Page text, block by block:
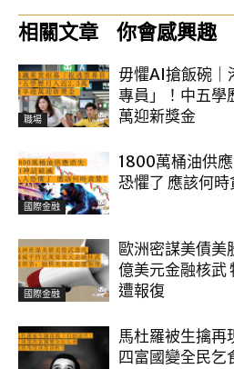
相關文章 你會感興趣
職場
毋懼AI搶飯碗｜
專員」！中五學
萬迎新獎金
國際金融
1800萬桶油供
恐懼了 應該何時
國際金融
歐洲密謀美債美
億美元金融核武
遭報復
馬杜羅被生擒再
四富國變全民乞